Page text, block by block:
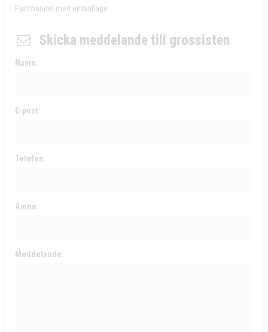
Partihandel med emballage
Skicka meddelande till grossisten
Namn:
E-post:
Telefon:
Ämne:
Meddelande: